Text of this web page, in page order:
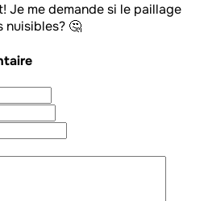
Je me demande si le paillage
nuisibles? 🤔